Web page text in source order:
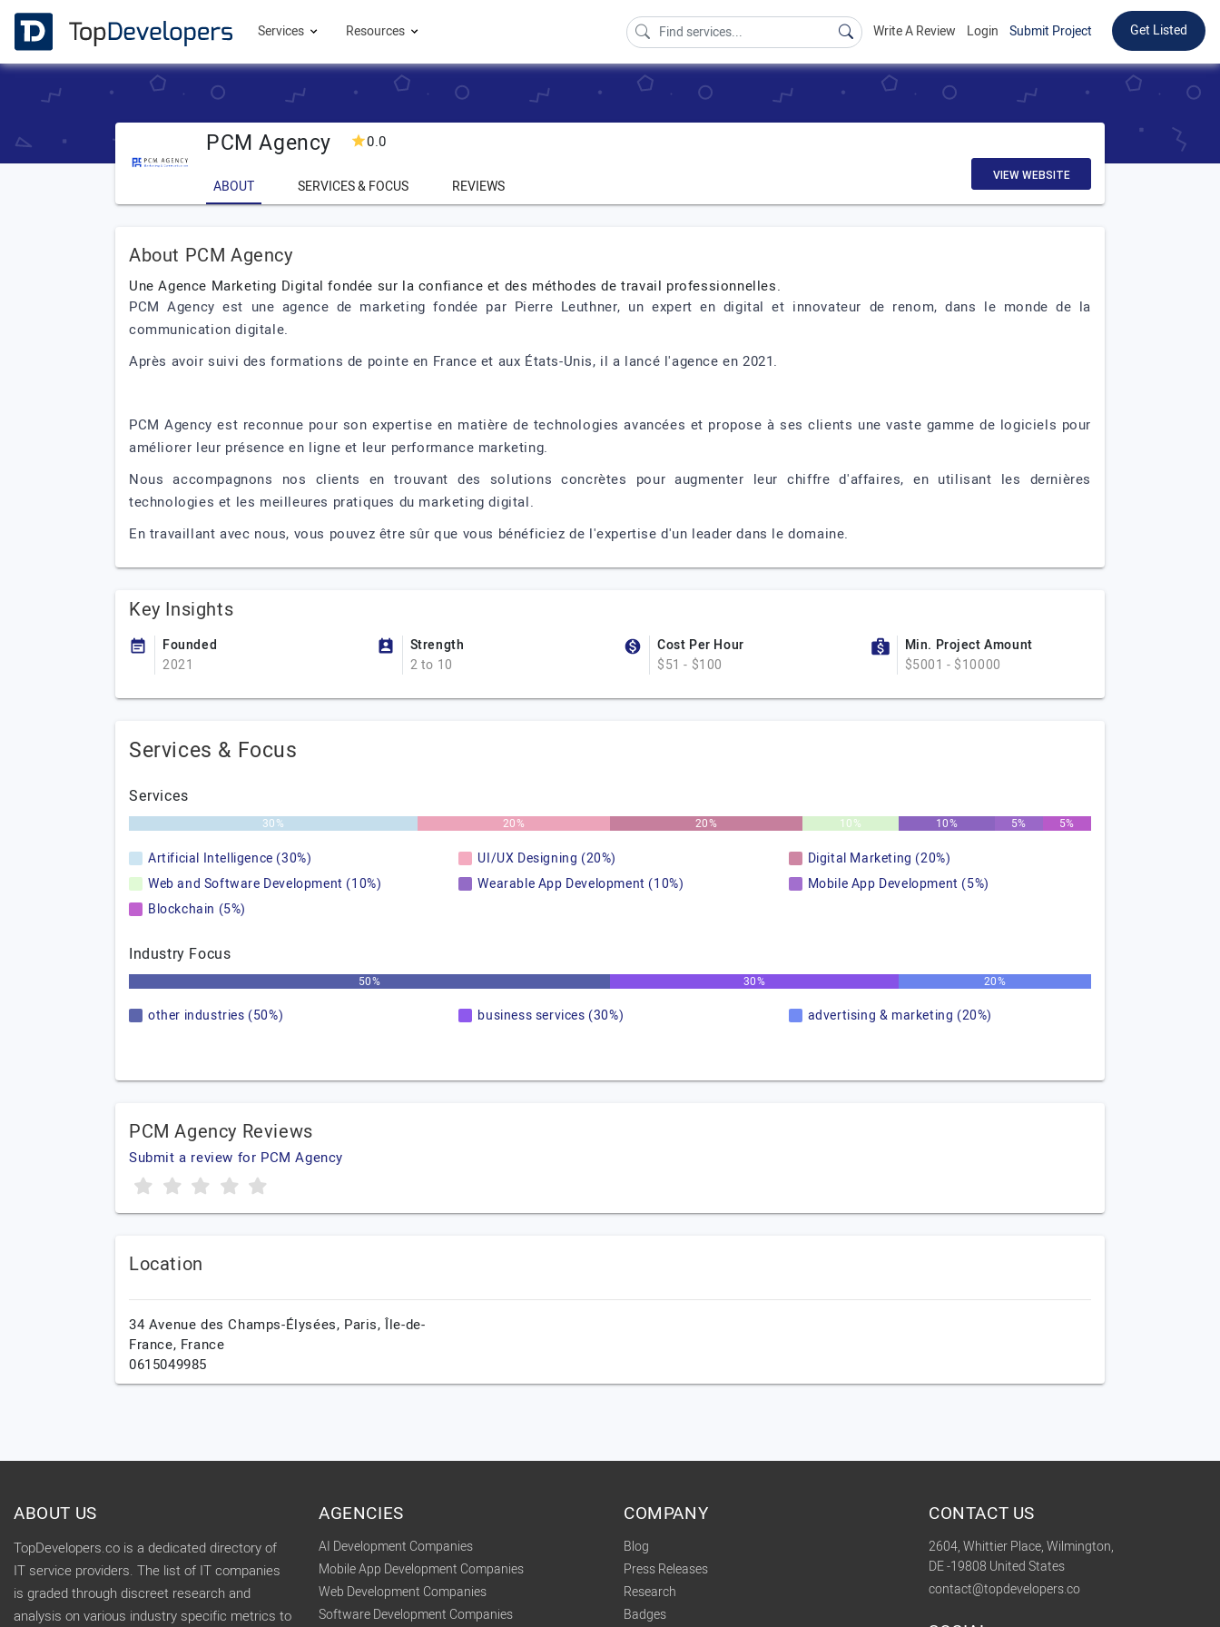
Services Resources Write A Review Login Submit Project Get Listed
PCM Agency 0.0
ABOUT SERVICES & FOCUS REVIEWS
VIEW WEBSITE
About PCM Agency
Une Agence Marketing Digital fondée sur la confiance et des méthodes de travail professionnelles.
PCM Agency est une agence de marketing fondée par Pierre Leuthner, un expert en digital et innovateur de renom, dans le monde de la
communication digitale.
Après avoir suivi des formations de pointe en France et aux États-Unis, il a lancé l'agence en 2021.
PCM Agency est reconnue pour son expertise en matière de technologies avancées et propose à ses clients une vaste gamme de logiciels pour
améliorer leur présence en ligne et leur performance marketing.
Nous accompagnons nos clients en trouvant des solutions concrètes pour augmenter leur chiffre d'affaires, en utilisant les dernières
technologies et les meilleures pratiques du marketing digital.
En travaillant avec nous, vous pouvez être sûr que vous bénéficiez de l'expertise d'un leader dans le domaine.
Key Insights
Founded
2021
Strength
2 to 10
Cost Per Hour
$51 - $100
Min. Project Amount
$5001 - $10000
Services & Focus
Services
30% 20% 20% 10% 10% 5% 5%
Artificial Intelligence (30%) UI/UX Designing (20%)
Digital Marketing (20%)
Web and Software Development (10%)
Wearable App Development (10%)
Mobile App Development (5%)
Blockchain (5%)
Industry Focus
50% 30% 20%
other industries (50%) business services (30%) advertising & marketing (20%)
PCM Agency Reviews
Submit a review for PCM Agency
Location
34 Avenue des Champs-Élysées, Paris,Île-de-
France, France
0615049985
ABOUT US
TopDevelopers.co is a dedicated directory of
IT service providers. The list of IT companies
is graded through discreet research and
analysis on various industry specific metrics to
AGENCIES
AI Development Companies
Mobile App Development Companies
Web Development Companies
Software Development Companies
COMPANY
Blog
Press Releases
Research
Badges
CONTACT US
2604, Whittier Place, Wilmington,
DE -19808 United States
contact@topdevelopers.co